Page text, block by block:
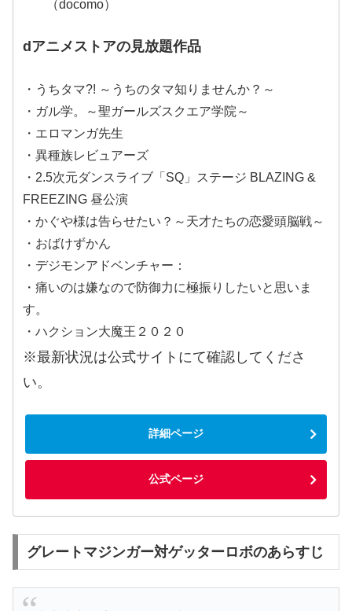
（docomo）
dアニメストアの見放題作品
・うちタマ?! ～うちのタマ知りませんか？～
・ガル学。～聖ガールズスクエア学院～
・エロマンガ先生
・異種族レビュアーズ
・2.5次元ダンスライブ「SQ」ステージ BLAZING &
FREEZING 昼公演
・かぐや様は告らせたい？～天才たちの恋愛頭脳戦～
・おばけずかん
・デジモンアドベンチャー：
・痛いのは嫌なので防御力に極振りしたいと思いま
す。
・ハクション大魔王２０２０
※最新状況は公式サイトにて確認してくださ
い。
詳細ページ
公式ページ
グレートマジンガー対ゲッターロボのあらすじ